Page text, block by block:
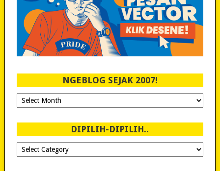
NGEBLOG SEJAK 2007!
Ngeblog
Sejak
DIPILIH-DIPILIH..
Dipilih-
dipilih..